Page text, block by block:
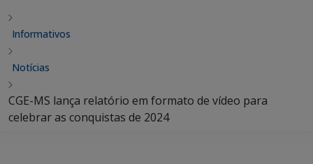
Informativos
Notícias
CGE-MS lança relatório em formato de vídeo para
celebrar as conquistas de 2024